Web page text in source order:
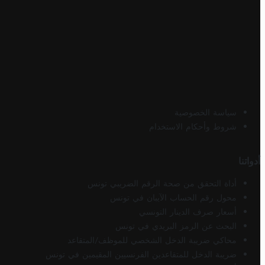
سياسة الخصوصية
شروط وأحكام الاستخدام
أدواتنا
أداة التحقق من صحة الرقم الضريبي تونس
محول رقم الحساب الآيبان في تونس
أسعار صرف الدينار التونسي
البحث عن الرمز البريدي في تونس
محاكي ضريبة الدخل الشخصي للموظف/المتقاعد
ضريبة الدخل للمتقاعدين الفرنسيين المقيمين في تونس